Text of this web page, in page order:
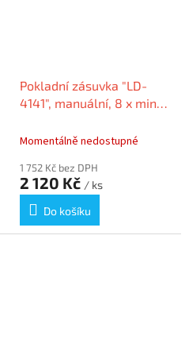
Pokladní zásuvka "LD-
4141", manuální, 8 x mince,
Momentálně nedostupné
1 752 Kč bez DPH
2 120 Kč / ks
Do košíku